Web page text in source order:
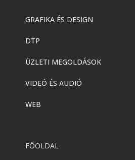
GRAFIKA ÉS DESIGN
DTP
ÜZLETI MEGOLDÁSOK
VIDEÓ ÉS AUDIÓ
WEB
FŐOLDAL